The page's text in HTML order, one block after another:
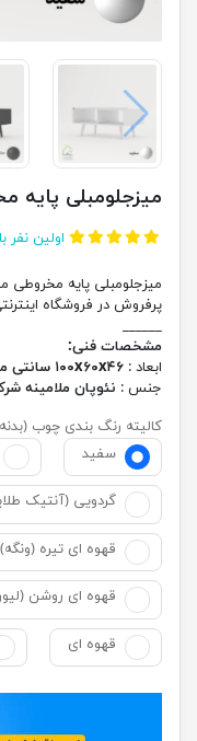
میزجلومبلی پایه
اولین نفر
پرفروش در فروشگاه
______
مشخصات فنی:
ابعاد : ۱۰۰x۶۰x۴۶ سانتی متر
جنس : نئوپان ملامینه
کالیته رنگ بندی چوب
سفید
گردویی (آنتیک
قهوه ای تیره (ونگه)
قهوه ای روشن
قهوه ای